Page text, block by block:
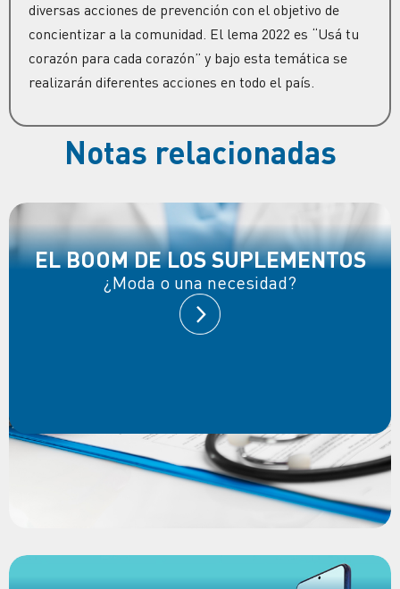
diversas acciones de prevención con el objetivo de
concientizar a la comunidad. El lema 2022 es “Usá tu
corazón para cada corazón” y bajo esta temática se
realizarán diferentes acciones en todo el país.
Notas relacionadas
EL BOOM DE LOS SUPLEMENTOS
¿Moda o una necesidad?